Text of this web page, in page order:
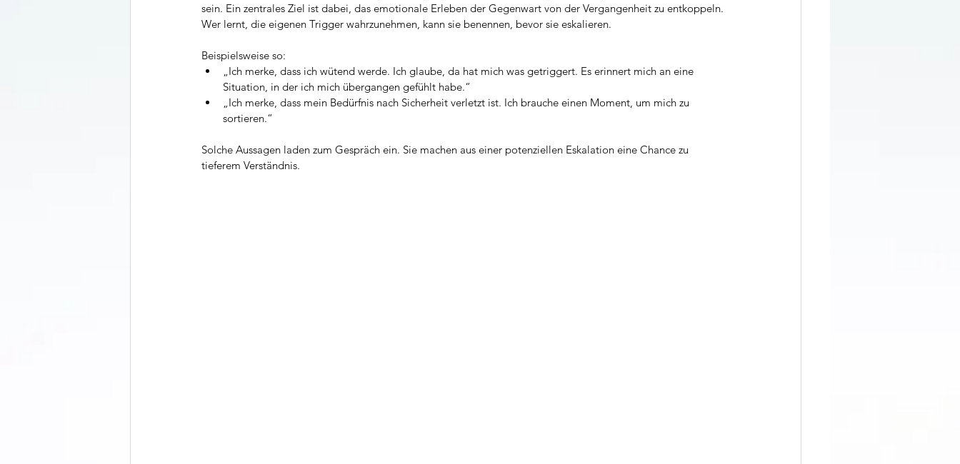
sein. Ein zentrales Ziel ist dabei, das emotionale Erleben der Gegenwart von der Vergangenheit zu entkoppeln.
Wer lernt, die eigenen Trigger wahrzunehmen, kann sie benennen, bevor sie eskalieren.
Beispielsweise so:
„Ich merke, dass ich wütend werde. Ich glaube, da hat mich was getriggert. Es erinnert mich an eine
Situation, in der ich mich übergangen gefühlt habe.“
„Ich merke, dass mein Bedürfnis nach Sicherheit verletzt ist. Ich brauche einen Moment, um mich zu
sortieren.“
Solche Aussagen laden zum Gespräch ein. Sie machen aus einer potenziellen Eskalation eine Chance zu
tieferem Verständnis.